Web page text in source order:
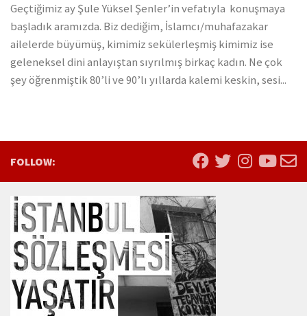
Geçtiğimiz ay Şule Yüksel Şenler’in vefatıyla konuşmaya
başladık aramızda. Biz dediğim, İslamcı/muhafazakar
ailelerde büyümüş, kimimiz sekülerleşmiş kimimiz ise
geleneksel dini anlayıştan sıyrılmış birkaç kadın. Ne çok
şey öğrenmiştik 80’li ve 90’lı yıllarda kalemi keskin, sesi...
FOLLOW: